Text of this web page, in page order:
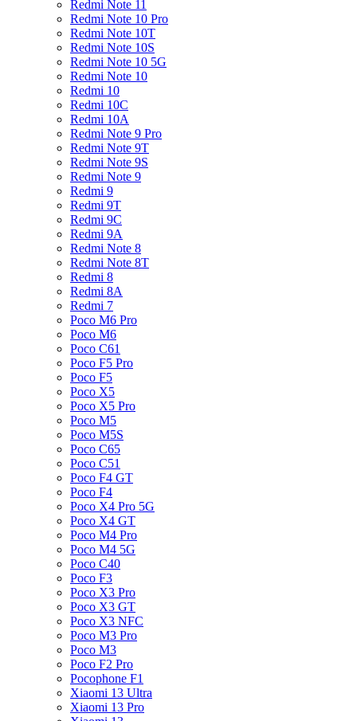
Redmi Note 11
Redmi Note 10 Pro
Redmi Note 10T
Redmi Note 10S
Redmi Note 10 5G
Redmi Note 10
Redmi 10
Redmi 10C
Redmi 10A
Redmi Note 9 Pro
Redmi Note 9T
Redmi Note 9S
Redmi Note 9
Redmi 9
Redmi 9T
Redmi 9C
Redmi 9A
Redmi Note 8
Redmi Note 8T
Redmi 8
Redmi 8A
Redmi 7
Poco M6 Pro
Poco M6
Poco C61
Poco F5 Pro
Poco F5
Poco X5
Poco X5 Pro
Poco M5
Poco M5S
Poco C65
Poco C51
Poco F4 GT
Poco F4
Poco X4 Pro 5G
Poco X4 GT
Poco M4 Pro
Poco M4 5G
Poco C40
Poco F3
Poco X3 Pro
Poco X3 GT
Poco X3 NFC
Poco M3 Pro
Poco M3
Poco F2 Pro
Pocophone F1
Xiaomi 13 Ultra
Xiaomi 13 Pro